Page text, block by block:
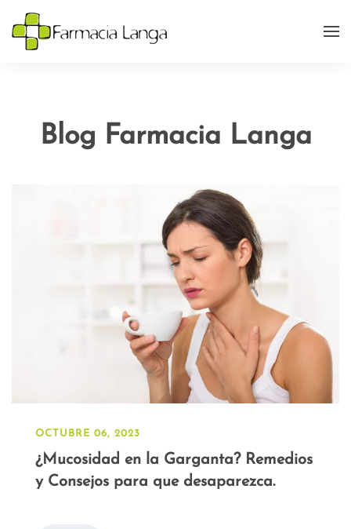
Blog Farmacia Langa
OCTUBRE 06, 2023
¿Mucosidad en la Garganta? Remedios
y Consejos para que desaparezca.